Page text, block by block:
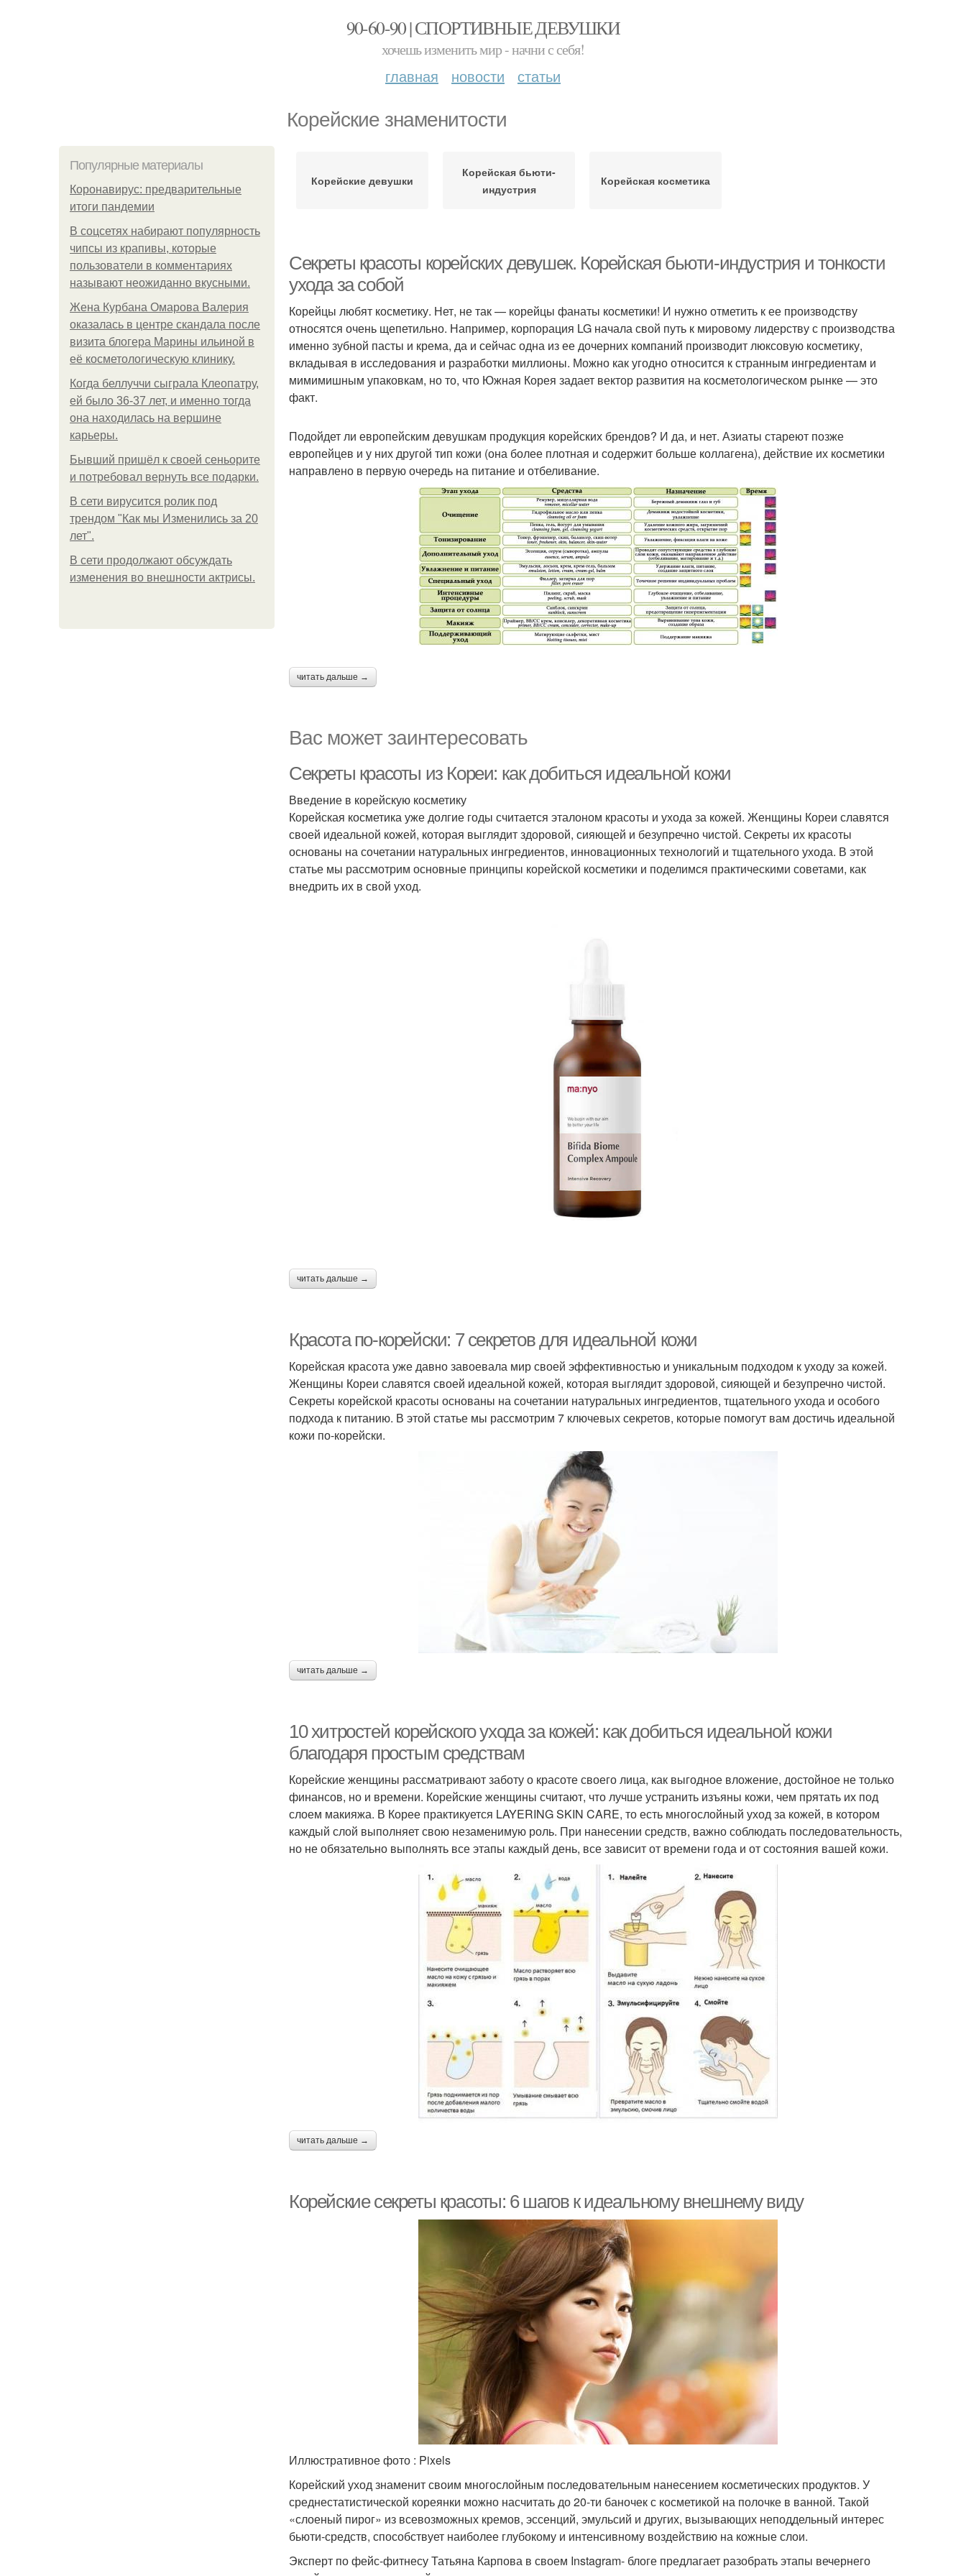
90-60-90 | СПОРТИВНЫЕ ДЕВУШКИ
хочешь изменить мир - начни с себя!
главная новости статьи
Корейские знаменитости
Популярные материалы
Коронавирус: предварительные
итоги пандемии
В соцсетях набирают популярность
чипсы из крапивы, которые
пользователи в комментариях
называют неожиданно вкусными.
Жена Курбана Омарова Валерия
оказалась в центре скандала после
визита блогера Марины ильиной в
её косметологическую клинику.
Когда беллуччи сыграла Клеопатру,
ей было 36-37 лет, и именно тогда
она находилась на вершине
карьеры.
Бывший пришёл к своей сеньорите
и потребовал вернуть все подарки.
В сети вирусится ролик под
трендом "Как мы Изменились за 20
лет".
В сети продолжают обсуждать
изменения во внешности актрисы.
Корейские девушки
Корейская бьюти-
индустрия
Корейская косметика
Секреты красоты корейских девушек. Корейская бьюти-индустрия и тонкости
ухода за собой
Корейцы любят косметику. Нет, не так — корейцы фанаты косметики! И нужно отметить к ее производству
относятся очень щепетильно. Например, корпорация LG начала свой путь к мировому лидерству с производства
именно зубной пасты и крема, да и сейчас одна из ее дочерних компаний производит люксовую косметику,
вкладывая в исследования и разработки миллионы. Можно как угодно относится к странным ингредиентам и
мимимишным упаковкам, но то, что Южная Корея задает вектор развития на косметологическом рынке — это
факт.
Подойдет ли европейским девушкам продукция корейских брендов? И да, и нет. Азиаты стареют позже
европейцев и у них другой тип кожи (она более плотная и содержит больше коллагена), действие их косметики
направлено в первую очередь на питание и отбеливание.
читать дальше →
Вас может заинтересовать
Секреты красоты из Кореи: как добиться идеальной кожи
Введение в корейскую косметику
Корейская косметика уже долгие годы считается эталоном красоты и ухода за кожей. Женщины Кореи славятся
своей идеальной кожей, которая выглядит здоровой, сияющей и безупречно чистой. Секреты их красоты
основаны на сочетании натуральных ингредиентов, инновационных технологий и тщательного ухода. В этой
статье мы рассмотрим основные принципы корейской косметики и поделимся практическими советами, как
внедрить их в свой уход.
читать дальше →
Красота по-корейски: 7 секретов для идеальной кожи
Корейская красота уже давно завоевала мир своей эффективностью и уникальным подходом к уходу за кожей.
Женщины Кореи славятся своей идеальной кожей, которая выглядит здоровой, сияющей и безупречно чистой.
Секреты корейской красоты основаны на сочетании натуральных ингредиентов, тщательного ухода и особого
подхода к питанию. В этой статье мы рассмотрим 7 ключевых секретов, которые помогут вам достичь идеальной
кожи по-корейски.
читать дальше →
10 хитростей корейского ухода за кожей: как добиться идеальной кожи
благодаря простым средствам
Корейские женщины рассматривают заботу о красоте своего лица, как выгодное вложение, достойное не только
финансов, но и времени. Корейские женщины считают, что лучше устранить изъяны кожи, чем прятать их под
слоем макияжа. В Корее практикуется LAYERING SKIN CARE, то есть многослойный уход за кожей, в котором
каждый слой выполняет свою незаменимую роль. При нанесении средств, важно соблюдать последовательность,
но не обязательно выполнять все этапы каждый день, все зависит от времени года и от состояния вашей кожи.
читать дальше →
Корейские секреты красоты: 6 шагов к идеальному внешнему виду
Иллюстративное фото : Pixels
Корейский уход знаменит своим многослойным последовательным нанесением косметических продуктов. У
среднестатистической кореянки можно насчитать до 20-ти баночек с косметикой на полочке в ванной. Такой
«слоеный пирог» из всевозможных кремов, эссенций, эмульсий и других, вызывающих неподдельный интерес
бьюти-средств, способствует наиболее глубокому и интенсивному воздействию на кожные слои.
Эксперт по фейс-фитнесу Татьяна Карпова в своем Instagram- блоге предлагает разобрать этапы вечернего